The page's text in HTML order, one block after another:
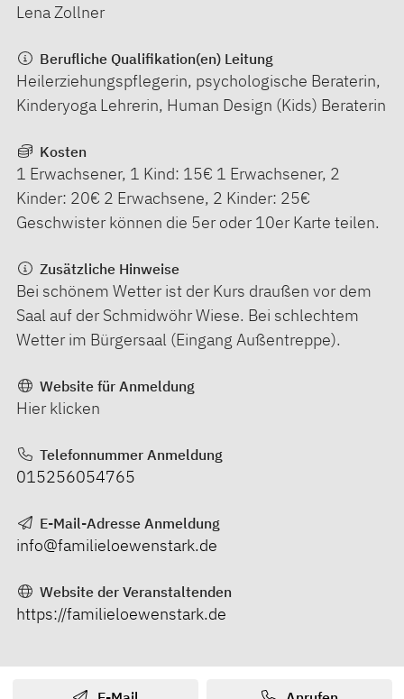
Lena Zollner
Berufliche Qualifikation(en) Leitung
Heilerziehungspflegerin, psychologische Beraterin,
Kinderyoga Lehrerin, Human Design (Kids) Beraterin
Kosten
1 Erwachsener, 1 Kind: 15€ 1 Erwachsener, 2
Kinder: 20€ 2 Erwachsene, 2 Kinder: 25€
Geschwister können die 5er oder 10er Karte teilen.
Zusätzliche Hinweise
Bei schönem Wetter ist der Kurs draußen vor dem
Saal auf der Schmidwöhr Wiese. Bei schlechtem
Wetter im Bürgersaal (Eingang Außentreppe).
Website für Anmeldung
Hier klicken
Telefonnummer Anmeldung
015256054765
E-Mail-Adresse Anmeldung
info@familieloewenstark.de
Website der Veranstaltenden
https://familieloewenstark.de